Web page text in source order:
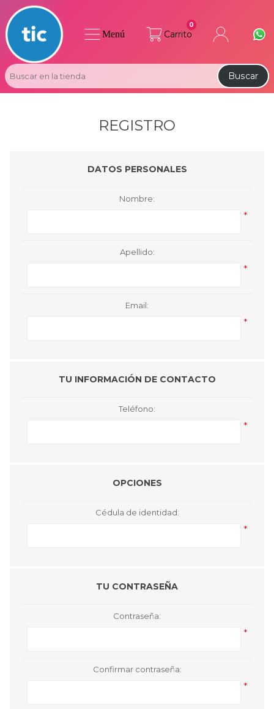
Carrito
0
Buscar
Menú
REGISTRO
DATOS PERSONALES
Nombre:
*
Apellido:
*
Email:
*
TU INFORMACIÓN DE CONTACTO
Teléfono:
*
OPCIONES
Cédula de identidad:
*
TU CONTRASEÑA
Contraseña:
*
Confirmar contraseña:
*